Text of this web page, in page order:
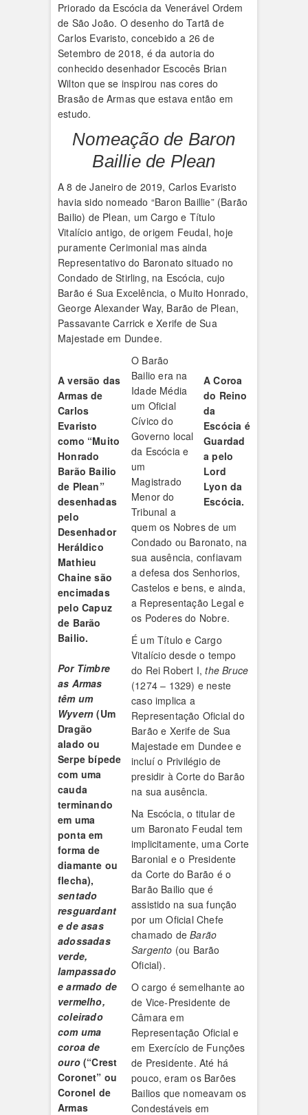
Priorado da Escócia da Venerável Ordem
de São João. O desenho do Tartã de
Carlos Evaristo, concebido a 26 de
Setembro de 2018, é da autoria do
conhecido desenhador Escocês Brian
Wilton que se inspirou nas cores do
Brasão de Armas que estava então em
estudo.
Nomeação de Baron
Baillie de Plean
A 8 de Janeiro de 2019, Carlos Evaristo
havia sido nomeado “Baron Baillie” (Barão
Bailio) de Plean, um Cargo e Título
Vitalício antigo, de origem Feudal, hoje
puramente Cerimonial mas ainda
Representativo do Baronato situado no
Condado de Stirling, na Escócia, cujo
Barão é Sua Excelência, o Muito Honrado,
George Alexander Way, Barão de Plean,
Passavante Carrick e Xerife de Sua
Majestade em Dundee.
A versão das
Armas de
Carlos
Evaristo
como “Muito
Honrado
Barão Bailio
de Plean”
desenhadas
pelo
Desenhador
Heráldico
Mathieu
Chaine são
encimadas
pelo Capuz
de Barão
Bailio.
Por Timbre
as Armas
têm um
Wyvern(Um
Dragão
alado ou
Serpe bípede
com uma
cauda
terminando
em uma
ponta em
forma de
diamante ou
flecha),
sentado
resguardant
e de asas
adossadas
verde,
lampassado
e armado de
vermelho,
coleirado
com uma
coroa de
ouro (“Crest
Coronet” ou
Coronel de
Armas
A Coroa
do Reino
da
Escócia é
Guardad
a pelo
Lord
Lyon da
Escócia.
O Barão
Bailio era na
Idade Média
um Oficial
Cívico do
Governo local
da Escócia e
um
Magistrado
Menor do
Tribunal a
quem os Nobres de um
Condado ou Baronato, na
sua ausência, confiavam
a defesa dos Senhorios,
Castelos e bens, e ainda,
a Representação Legal e
os Poderes do Nobre.
É um Título e Cargo
Vitalício desde o tempo
do Rei Robert I,the Bruce
(1274 – 1329) e neste
caso implica a
Representação Oficial do
Barão e Xerife de Sua
Majestade em Dundee e
incluí o Privilégio de
presidir à Corte do Barão
na sua ausência.
Na Escócia, o titular de
um Baronato Feudal tem
implicitamente, uma Corte
Baronial e o Presidente
da Corte do Barão é o
Barão Bailio que é
assistido na sua função
por um Oficial Chefe
chamado deBarão
Sargento (ou Barão
Oficial).
O cargo é semelhante ao
de Vice-Presidente de
Câmara em
Representação Oficial e
em Exercício de Funções
de Presidente. Até há
pouco, eram os Barões
Bailios que nomeavam os
Condestáveis em